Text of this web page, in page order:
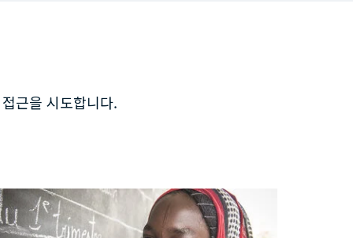
근을 시도합니다.